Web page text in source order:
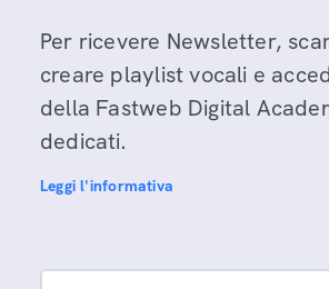
Per ricevere Newsletter,
creare playlist vocali e
della Fastweb Digital
dedicati.
Leggi l'informativa